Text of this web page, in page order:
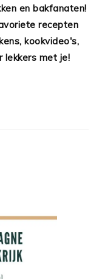
en bakfanaten!
recepten
kookvideo's,
lekkers met je!